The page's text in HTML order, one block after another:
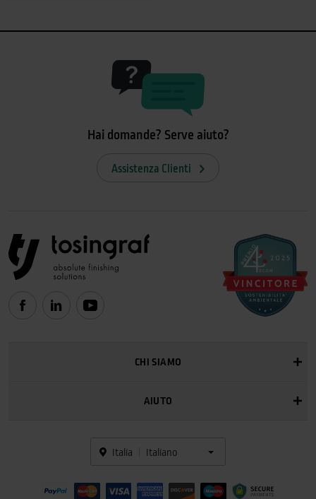
Hai domande? Serve aiuto?
Assistenza Clienti
CHI SIAMO
AIUTO
Italia Italiano